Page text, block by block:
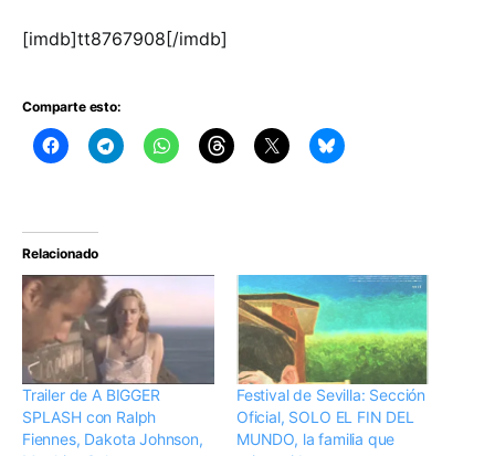
[imdb]tt8767908[/imdb]
Comparte esto:
Relacionado
Trailer de A BIGGER
SPLASH con Ralph
Fiennes, Dakota Johnson,
Festival de Sevilla: Sección
Oficial, SOLO EL FIN DEL
MUNDO, la familia que